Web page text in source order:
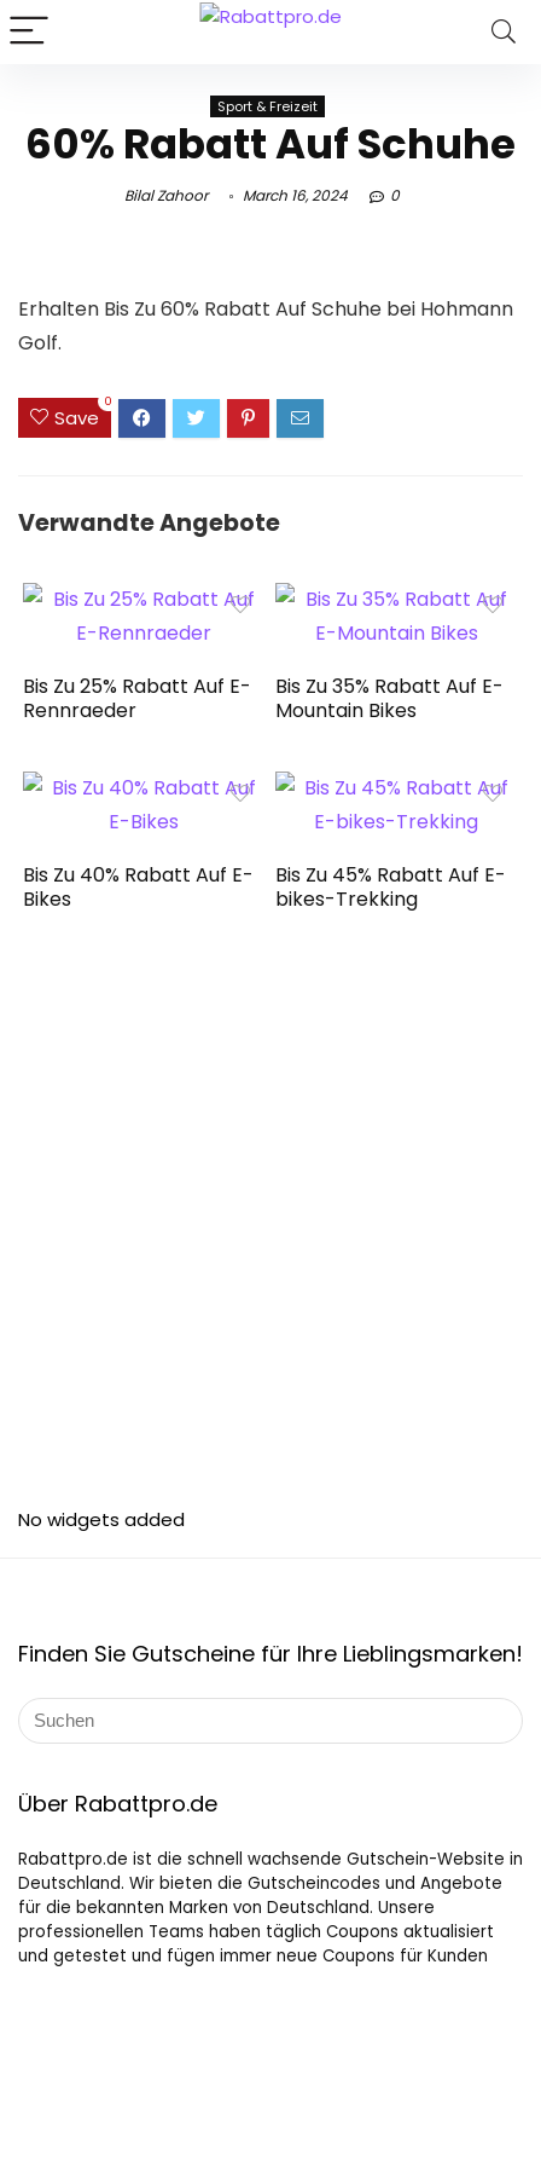
Sport & Freizeit
60% Rabatt Auf Schuhe
Bilal Zahoor March 16, 2024 0
Erhalten Bis Zu 60% Rabatt Auf Schuhe bei Hohmann
Golf.
Save
0
Verwandte Angebote
Bis Zu 25% Rabatt Auf E-
Rennraeder
Bis Zu 35% Rabatt Auf E-
Mountain Bikes
Bis Zu 40% Rabatt Auf E-
Bikes
Bis Zu 45% Rabatt Auf E-
bikes-Trekking
No widgets added
Finden Sie Gutscheine für Ihre Lieblingsmarken!
Über Rabattpro.de
Rabattpro.de ist die schnell wachsende Gutschein-Website in
Deutschland. Wir bieten die Gutscheincodes und Angebote
für die bekannten Marken von Deutschland. Unsere
professionellen Teams haben täglich Coupons aktualisiert
und getestet und fügen immer neue Coupons für Kunden